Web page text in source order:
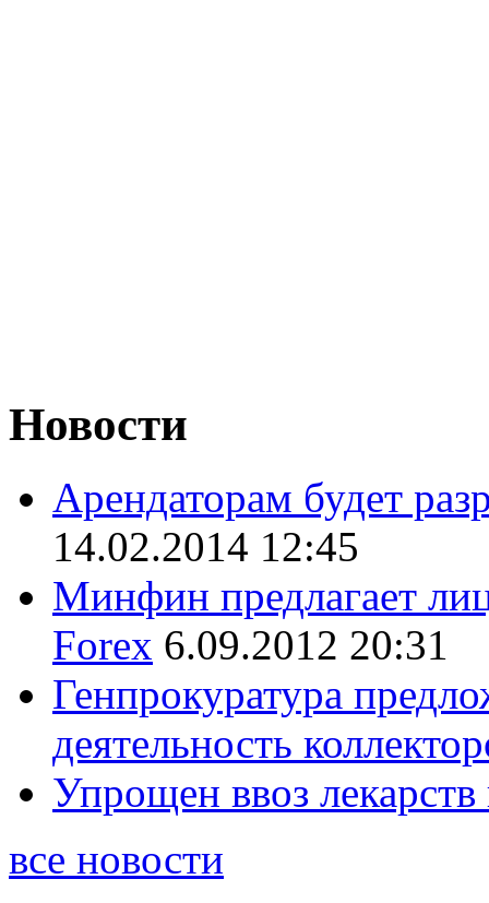
Новости
Арендаторам будет
14.02.2014 12:45
Минфин предлагает
Forex 6.09.2012 20:31
Генпрокуратура
деятельность
Упрощен ввоз
все новости